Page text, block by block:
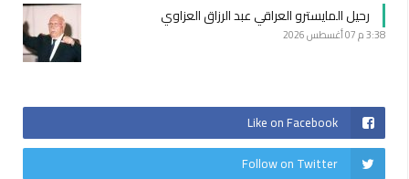
رحيل المايسترو العراقي عبد الرزاق العزاوي
3:38 م 07 أغسطس 2026
Like on Facebook
Follow on Twitter